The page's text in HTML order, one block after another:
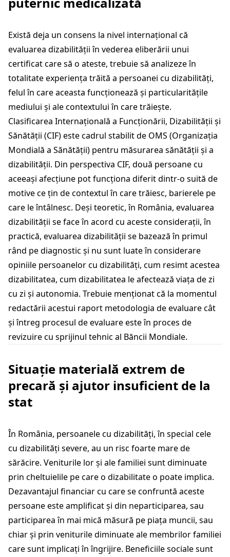
Există deja un consens la nivel internațional că
evaluarea dizabilității în vederea eliberării unui
certificat care să o ateste, trebuie să analizeze în
totalitate experiența trăită a persoanei cu dizabilități,
felul în care aceasta funcționează și particularitățile
mediului și ale contextului în care trăiește.
Clasificarea Internațională a Funcționării, Dizabilității și
Sănătății (CIF) este cadrul stabilit de OMS (Organizația
Mondială a Sănătății) pentru măsurarea sănătății și a
dizabilității. Din perspectiva CIF, două persoane cu
aceeași afecțiune pot funcționa diferit dintr-o suită de
motive ce țin de contextul în care trăiesc, barierele pe
care le întâlnesc. Deși teoretic, în România, evaluarea
dizabilității se face în acord cu aceste considerații, în
practică, evaluarea dizabilității se bazează în primul
rând pe diagnostic și nu sunt luate în considerare
opiniile persoanelor cu dizabilități, cum resimt acestea
dizabilitatea, cum dizabilitatea le afectează viața de zi
cu zi și autonomia. Trebuie menționat că la momentul
redactării acestui raport metodologia de evaluare cât
și întreg procesul de evaluare este în proces de
revizuire cu sprijinul tehnic al Băncii Mondiale.
Situație materială extrem de
precară și ajutor insuficient de la
stat
În România, persoanele cu dizabilități, în special cele
cu dizabilități severe, au un risc foarte mare de
sărăcire. Veniturile lor și ale familiei sunt diminuate
prin cheltuielile pe care o dizabilitate o poate implica.
Dezavantajul financiar cu care se confruntă aceste
persoane este amplificat și din neparticiparea, sau
participarea în mai mică măsură pe piața muncii, sau
chiar și prin veniturile diminuate ale membrilor familiei
care sunt implicați în îngrijire. Beneficiile sociale sunt